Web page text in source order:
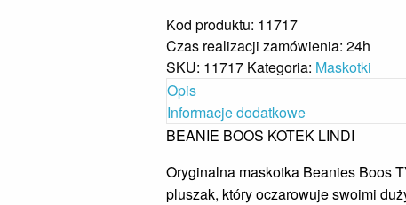
Kod produktu: 11717
Czas realizacji zamówienia: 24h
SKU: 11717 Kategoria: Maskotki
Opis
Informacje dodatkowe
BEANIE BOOS KOTEK LINDI
Oryginalna maskotka Beanies Boos
pluszak, który oczarowuje swoimi